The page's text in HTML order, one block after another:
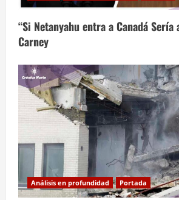
“Si Netanyahu entra a Canadá
Carney
Análisis en profundidad Portada